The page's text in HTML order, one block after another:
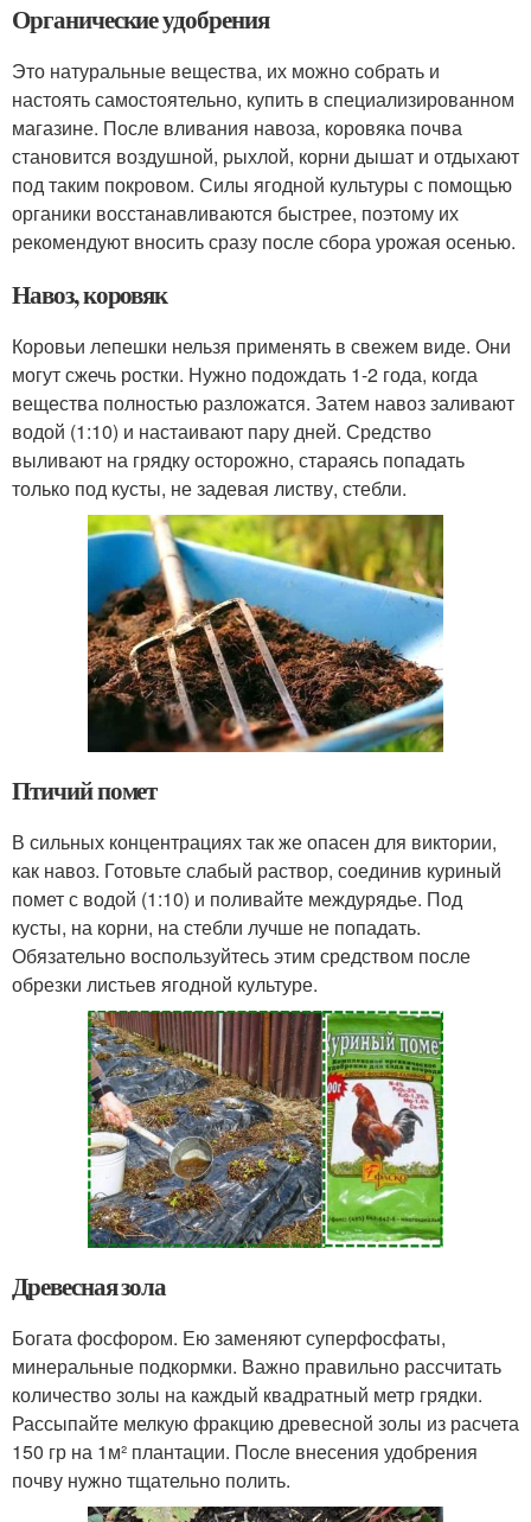
Органические удобрения
Это натуральные вещества, их можно собрать и
настоять самостоятельно, купить в специализированном
магазине. После вливания навоза, коровяка почва
становится воздушной, рыхлой, корни дышат и отдыхают
под таким покровом. Силы ягодной культуры с помощью
органики восстанавливаются быстрее, поэтому их
рекомендуют вносить сразу после сбора урожая осенью.
Навоз, коровяк
Коровьи лепешки нельзя применять в свежем виде. Они
могут сжечь ростки. Нужно подождать 1-2 года, когда
вещества полностью разложатся. Затем навоз заливают
водой (1:10) и настаивают пару дней. Средство
выливают на грядку осторожно, стараясь попадать
только под кусты, не задевая листву, стебли.
Птичий помет
В сильных концентрациях так же опасен для виктории,
как навоз. Готовьте слабый раствор, соединив куриный
помет с водой (1:10) и поливайте междурядье. Под
кусты, на корни, на стебли лучше не попадать.
Обязательно воспользуйтесь этим средством после
обрезки листьев ягодной культуре.
Древесная зола
Богата фосфором. Ею заменяют суперфосфаты,
минеральные подкормки. Важно правильно рассчитать
количество золы на каждый квадратный метр грядки.
Рассыпайте мелкую фракцию древесной золы из расчета
150 гр на 1м² плантации. После внесения удобрения
почву нужно тщательно полить.